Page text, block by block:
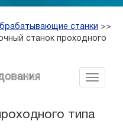
станки >>
станок проходного
типа